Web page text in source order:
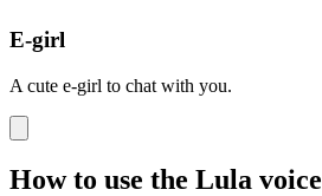
E-girl
A cute e-girl to chat with you.
How to use the Lula voice